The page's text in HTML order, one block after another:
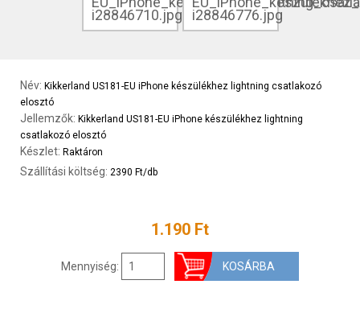
Név: Kikkerland US181-EU iPhone készülékhez lightning csatlakozó
elosztó
Jellemzők: Kikkerland US181-EU iPhone készülékhez lightning
csatlakozó elosztó
Készlet: Raktáron
Szállítási költség: 2390 Ft/db
1.190 Ft
Mennyiség: